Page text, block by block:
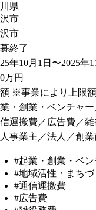
県
市
市
終了
年10月1日〜2025年
万円
※事業により上限
・創業・ベンチャ
運搬費／広告費／
事業主／法人／創
#起業・創業・ベ
#地域活性・まちづ
#通信運搬費
#広告費